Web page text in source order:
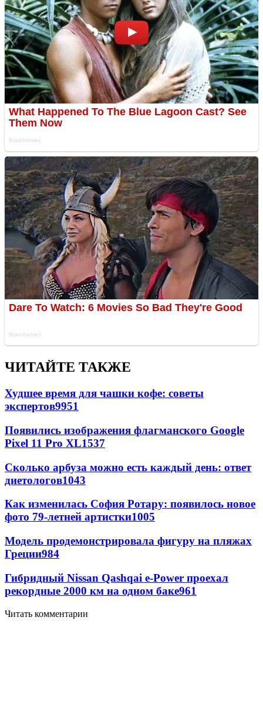
ЧИТАЙТЕ ТАКЖЕ
Худшее время для чашки кофе: советы
экспертов9951
Появились изображения флагманского Google
Pixel 11 Pro XL1537
Сколько арбуза можно есть каждый день: ответ
диетологов1043
Как изменилась София Ротару: появилось новое
фото 79-летней артистки1005
Модель продемонстрировала фигуру на пляжах
Греции984
Гибридный Nissan Qashqai e-Power проехал
рекордные 2000 км на одном баке961
Читать комментарии